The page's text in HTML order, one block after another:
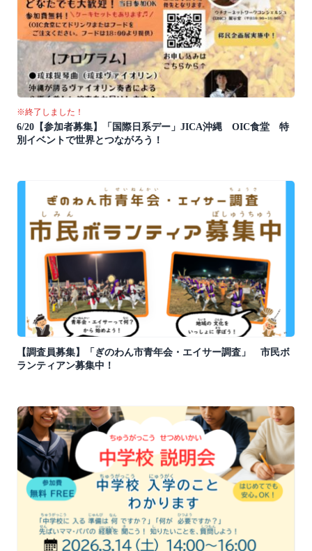
※終了しました！
6/20【参加者募集】「国際日系デー」JICA沖縄 OIC食堂 特
別イベントで世界とつながろう！
【調査員募集】「ぎのわん市青年会・エイサー調査」 市民ボ
ランティアン募集中！